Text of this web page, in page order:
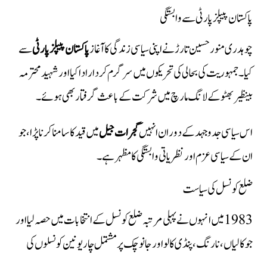
پاکستان پیپلز پارٹی سے وابستگی
چوہدری منور حسین تارڑ نے اپنی سیاسی زندگی کا آغازپاکستان پیپلز پارٹیسے
کیا۔ جمہوریت کی بحالی کی تحریکوں میں سرگرم کردار ادا کیا اور شہید محترمہ
بینظیر بھٹو کے لانگ مارچ میں شرکت کے باعث گرفتار بھی ہوئے۔
اس سیاسی جدوجہد کے دوران انہیںگجرات جیلمیں قید کا سامنا کرنا پڑا، جو
ان کے سیاسی عزم اور نظریاتی وابستگی کا مظہر ہے۔
ضلع کونسل کی سیاست
1983 میں انہوں نے پہلی مرتبہ ضلع کونسل کے انتخابات میں حصہ لیا اور
جوکالیاں، نارنگ، پنڈی کالو اور جانو چک پر مشتمل چار یونین کونسلوں کی